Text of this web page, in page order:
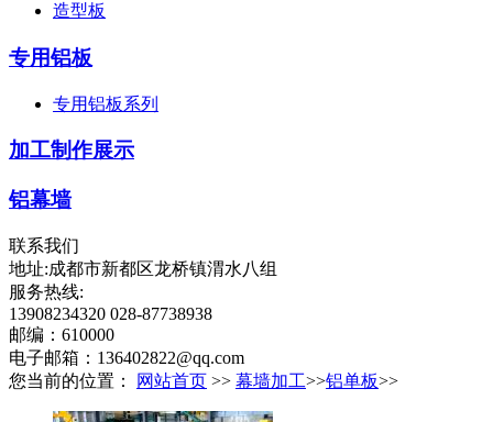
造型板
专用铝板
专用铝板系列
加工制作展示
铝幕墙
联系我们
地址:成都市新都区龙桥镇渭水八组
服务热线:
13908234320 028-87738938
邮编：610000
电子邮箱：136402822@qq.com
您当前的位置：
网站首页 >> 幕墙加工>>铝单板>>